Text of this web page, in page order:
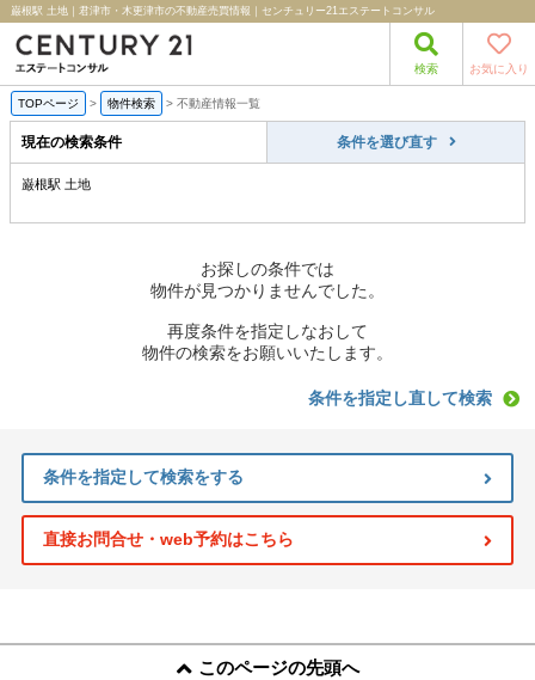
巌根駅 土地｜君津市・木更津市の不動産売買情報｜センチュリー21エステートコンサル
検索 お気に入り
TOPページ > 物件検索 > 不動産情報一覧
現在の検索条件 条件を選び直す
巌根駅 土地
お探しの条件では
物件が見つかりませんでした。
再度条件を指定しなおして
物件の検索をお願いいたします。
条件を指定し直して検索
条件を指定して検索をする
直接お問合せ・web予約はこちら
このページの先頭へ